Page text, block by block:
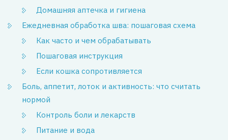
Домашняя аптечка и гигиена
Ежедневная обработка шва: пошаговая схема
Как часто и чем обрабатывать
Пошаговая инструкция
Если кошка сопротивляется
Боль, аппетит, лоток и активность: что считать
нормой
Контроль боли и лекарств
Питание и вода